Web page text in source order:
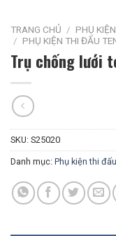
TRANG CHỦ / PHỤ
/ PHỤ KIỆN THI ĐẤU
Trụ chống lưới
SKU: S25020
Danh mục: Phụ kiện thi